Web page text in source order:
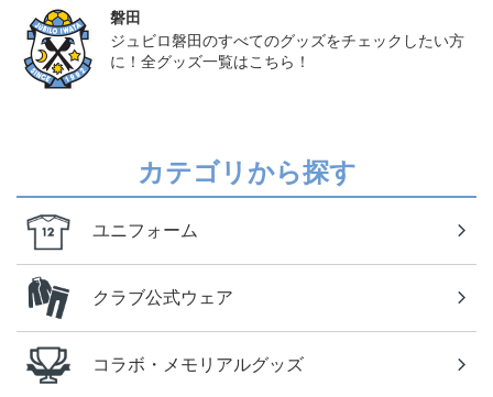
磐田
ジュビロ磐田のすべてのグッズをチェックしたい方
に！全グッズ一覧はこちら！
カテゴリから探す
ユニフォーム
クラブ公式ウェア
コラボ・メモリアルグッズ